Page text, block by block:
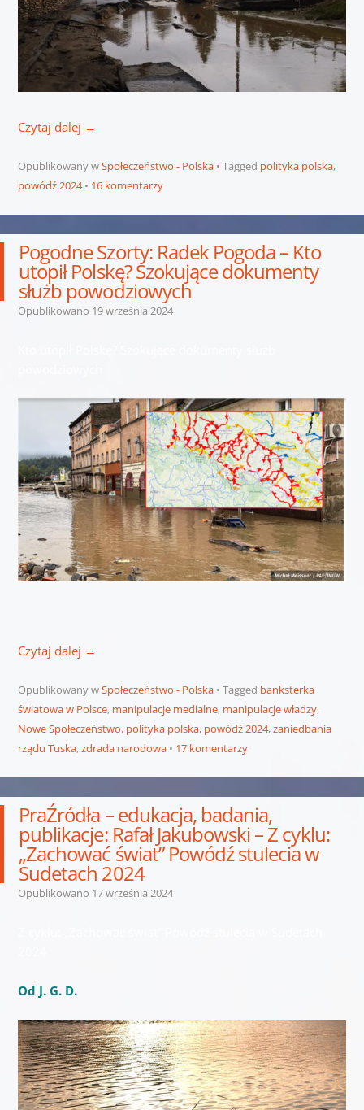
Czytaj dalej →
Opublikowany wSpołeczeństwo - Polska Tagged polityka polska,
powódź 2024
16 komentarzy
Pogodne Szorty: Radek Pogoda – Kto
utopił Polskę? Szokujące dokumenty
służb powodziowych
Opublikowano 19 września 2024
Czytaj dalej →
Opublikowany wSpołeczeństwo - Polska Tagged banksterka
światowa w Polsce, manipulacje medialne, manipulacje władzy,
Nowe Społeczeństwo, polityka polska, powódź 2024,zaniedbania
rządu Tuska,zdrada narodowa 17 komentarzy
PraŹródła – edukacja, badania,
publikacje: Rafał Jakubowski – Z cyklu:
„Zachować świat” Powódź stulecia w
Sudetach 2024
Opublikowano 17 września 2024
Od J. G. D.